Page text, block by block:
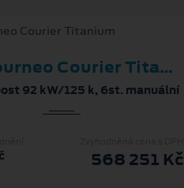
Ford Tourneo Courier Titanium
92 kW/125 k, 6st. manuální
568 251 Kč